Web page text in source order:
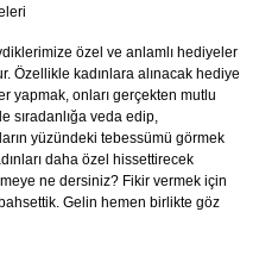
özel ve anlamlı hediyeler
Özellikle kadınlara alınacak hediye
yapmak, onları gerçekten mutlu
sıradanlığa veda edip,
yüzündeki tebessümü görmek
daha özel hissettirecek
ne dersiniz? Fikir vermek için
Gelin hemen birlikte göz